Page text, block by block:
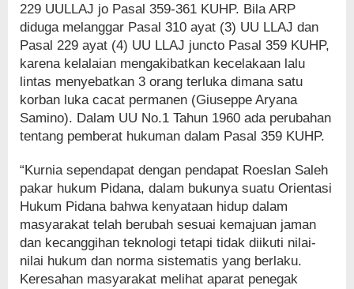
229 UULLAJ jo Pasal 359-361 KUHP. Bila ARP
diduga melanggar Pasal 310 ayat (3) UU LLAJ dan
Pasal 229 ayat (4) UU LLAJ juncto Pasal 359 KUHP,
karena kelalaian mengakibatkan kecelakaan lalu
lintas menyebatkan 3 orang terluka dimana satu
korban luka cacat permanen (Giuseppe Aryana
Samino). Dalam UU No.1 Tahun 1960 ada perubahan
tentang pemberat hukuman dalam Pasal 359 KUHP.
“Kurnia sependapat dengan pendapat Roeslan Saleh
pakar hukum Pidana, dalam bukunya suatu Orientasi
Hukum Pidana bahwa kenyataan hidup dalam
masyarakat telah berubah sesuai kemajuan jaman
dan kecanggihan teknologi tetapi tidak diikuti nilai-
nilai hukum dan norma sistematis yang berlaku.
Keresahan masyarakat melihat aparat penegak